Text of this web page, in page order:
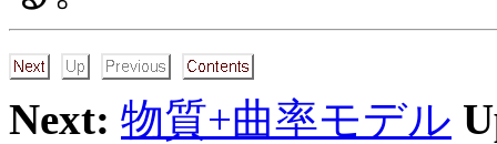
Next: 物質+曲率モデル